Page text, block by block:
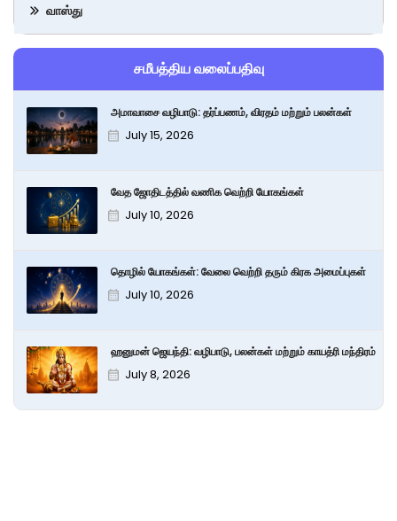
வாஸ்து
சமீபத்திய வலைப்பதிவு
அமாவாசை வழிபாடு: தர்ப்பணம், விரதம் மற்றும் பலன்கள்
July 15, 2026
வேத ஜோதிடத்தில் வணிக வெற்றி யோகங்கள்
July 10, 2026
தொழில் யோகங்கள்: வேலை வெற்றி தரும் கிரக அமைப்புகள்
July 10, 2026
ஹனுமன் ஜெயந்தி: வழிபாடு, பலன்கள் மற்றும் காயத்ரி மந்திரம்
July 8, 2026